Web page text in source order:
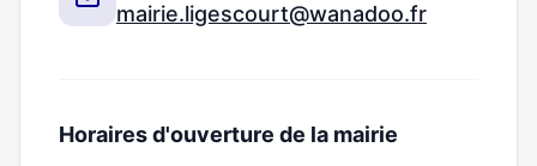
mairie.ligescourt@wanadoo.fr
Horaires d'ouverture de la mairie